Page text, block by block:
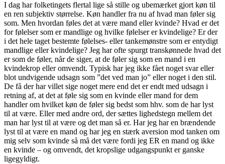
I dag har folketingets flertal lige så stille og ubemærket gjort køn til
en ren subjektiv størrelse. Køn handler fra nu af hvad man føler sig
som. Men hvordan føles det at være mand eller kvinde? Hvad er det
for følelser som er mandlige og hvilke følelser er kvindelige? Er der
i det hele taget bestemte følelses- eller tankemønstre som er entydigt
mandlige eller kvindelige? Jeg har ofte spurgt transkønnede hvad det
er som de føler, når de siger, at de føler sig som en mand i en
kvindekrop eller omvendt. Typisk har jeg ikke fået noget svar eller
blot undvigende udsagn som ”det ved man jo” eller noget i den stil.
De få der har villet sige noget mere end det er endt med udsagn i
retning af, at det at føle sig som en kvinde eller mand for dem
handler om hvilket køn de føler sig bedst som hhv. som de har lyst
til at være. Eller med andre ord, der sættes lighedstegn mellem det
man har lyst til at være og det man så er. Har jeg har en brændende
lyst til at være en mand og har jeg en stærk aversion mod tanken om
mig selv som kvinde så må det være fordi jeg ER en mand og ikke
en kvinde – og omvendt, det kropslige udgangspunkt er ganske
ligegyldigt.